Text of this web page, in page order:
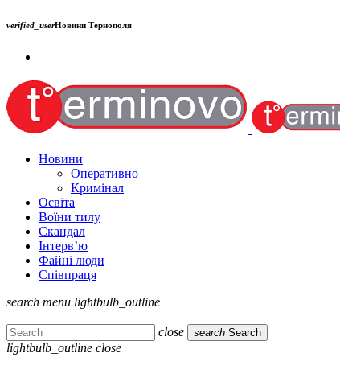
verified_userНовини Тернополя
Новини
Оперативно
Кримінал
Освіта
Воїни тилу
Скандал
Інтерв’ю
Файні люди
Співпраця
search menu lightbulb_outline
close search Search
lightbulb_outline close